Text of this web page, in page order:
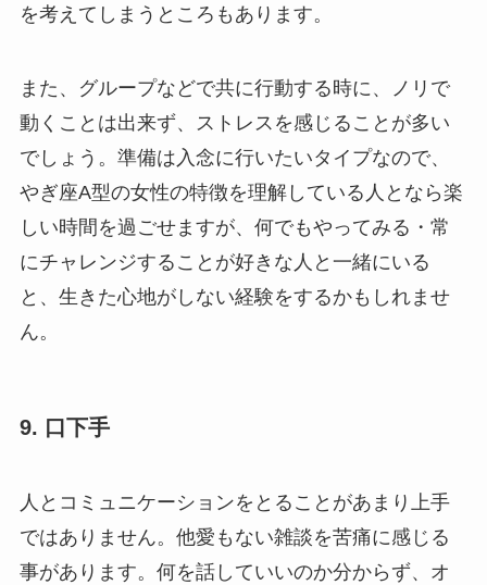
を考えてしまうところもあります。
また、グループなどで共に行動する時に、ノリで
動くことは出来ず、ストレスを感じることが多い
でしょう。準備は入念に行いたいタイプなので、
やぎ座A型の女性の特徴を理解している人となら楽
しい時間を過ごせますが、何でもやってみる・常
にチャレンジすることが好きな人と一緒にいる
と、生きた心地がしない経験をするかもしれませ
ん。
9. 口下手
人とコミュニケーションをとることがあまり上手
ではありません。他愛もない雑談を苦痛に感じる
事があります。何を話していいのか分からず、オ